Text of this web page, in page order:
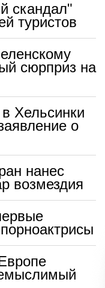
скандал"
туристов
сюрприз на
Хельсинки
о
нанес
возмездия